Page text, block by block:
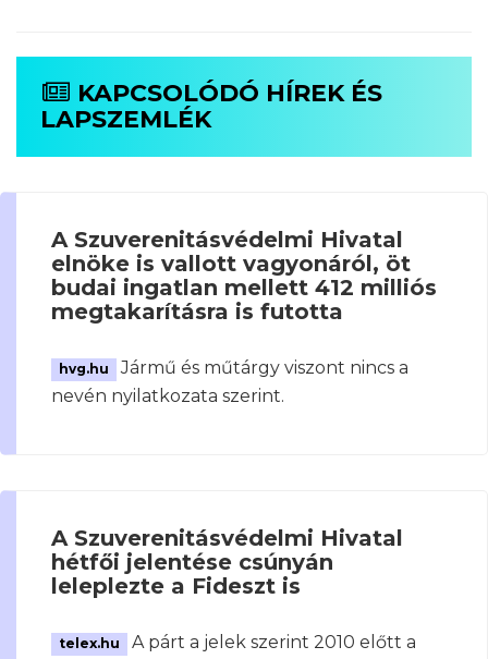
KAPCSOLÓDÓ HÍREK ÉS
LAPSZEMLÉK
A Szuverenitásvédelmi Hivatal
elnöke is vallott vagyonáról, öt
budai ingatlan mellett 412 milliós
megtakarításra is futotta
hvg.hu
Jármű és műtárgy viszont nincs a
nevén nyilatkozata szerint.
A Szuverenitásvédelmi Hivatal
hétfői jelentése csúnyán
leleplezte a Fideszt is
telex.hu
A párt a jelek szerint 2010 előtt a